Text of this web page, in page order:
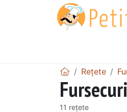
Rețete
11 rețete